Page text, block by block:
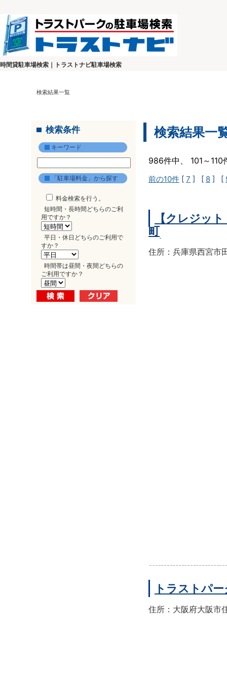
時間貸駐車場検索｜トラストナビ駐車場検索
検索結果一覧
検索条件
キーワード
「駐車場料金」から探す
料金検索を行う。
短時間・長時間どちらのご利
用ですか？
平日・休日どちらのご利用で
すか？
時間帯は昼間・夜間どちらの
ご利用ですか？
検索結果一
986件中、 101～
前の10件 [ 7 ] [ 8 ] [
【クレジッ
町
住所：兵庫県西宮市
トラストパ
住所：大阪府大阪市